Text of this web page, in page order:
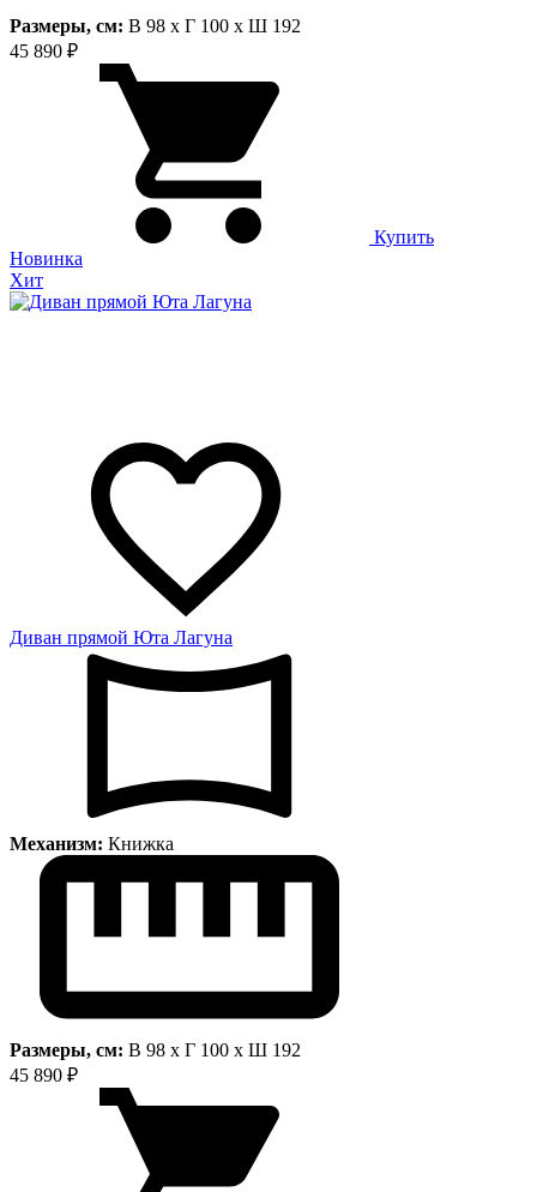
Размеры, см: В 98 x Г 100 x Ш 192
45 890 ₽
Купить
Новинка
Хит
Диван прямой Юта Лагуна
Механизм: Книжка
Размеры, см: В 98 x Г 100 x Ш 192
45 890 ₽